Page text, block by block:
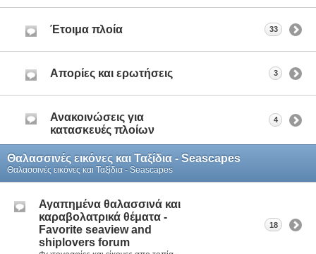
Έτοιμα πλοία 33
Απορίες και ερωτήσεις 3
Ανακοινώσεις για
κατασκευές πλοίων
4
Θαλασσινές εικόνες και Ταξίδια - Seascapes
Θαλασσινές εικόνες και Ταξίδια - Seascapes
Αγαπημένα θαλασσινά και
καραβολατρικά θέματα -
Favorite seaview and
shiplovers forum
18